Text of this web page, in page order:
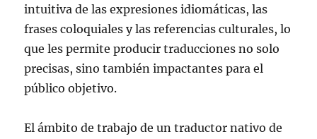
intuitiva de las expresiones idiomáticas, las
frases coloquiales y las referencias culturales, lo
que les permite producir traducciones no solo
precisas, sino también impactantes para el
público objetivo.
El ámbito de trabajo de un traductor nativo de